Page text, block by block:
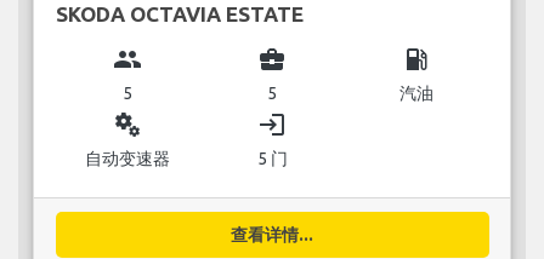
SKODA OCTAVIA ESTATE
group
5
business_center
5
local_gas_station
汽油
miscellaneous_services
自动变速器
login
5 门
查看详情...